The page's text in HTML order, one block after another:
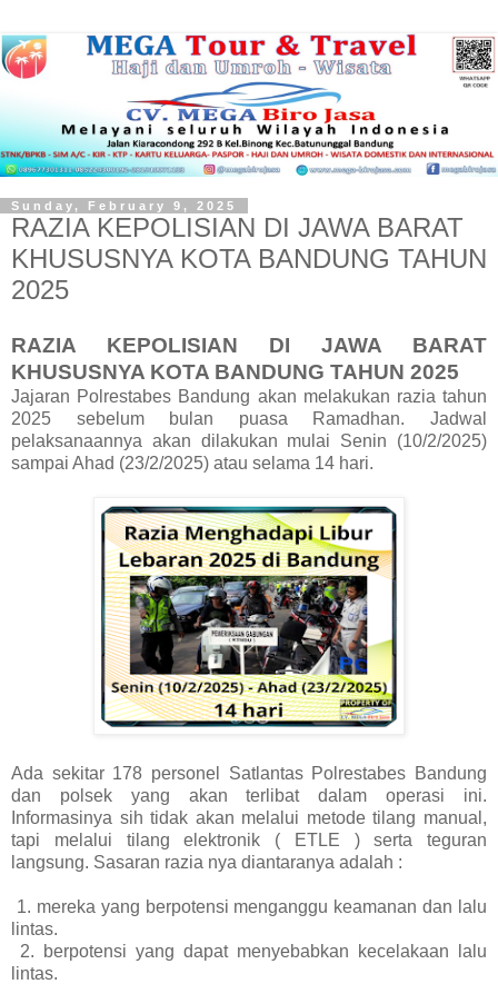
Sunday, February 9, 2025
RAZIA KEPOLISIAN DI JAWA BARAT
KHUSUSNYA KOTA BANDUNG TAHUN
2025
RAZIA KEPOLISIAN DI JAWA BARAT
KHUSUSNYA KOTA BANDUNG TAHUN 2025
Jajaran Polrestabes Bandung akan melakukan razia tahun
2025 sebelum bulan puasa Ramadhan. Jadwal
pelaksanaannya akan dilakukan mulai Senin (10/2/2025)
sampai Ahad (23/2/2025) atau selama 14 hari.
Ada sekitar 178 personel Satlantas Polrestabes Bandung
dan polsek yang akan terlibat dalam operasi ini.
Informasinya sih tidak akan melalui metode tilang manual,
tapi melalui tilang elektronik ( ETLE ) serta teguran
langsung. Sasaran razia nya diantaranya adalah :
1. mereka yang berpotensi menganggu keamanan dan lalu
lintas.
2. berpotensi yang dapat menyebabkan kecelakaan lalu
lintas.